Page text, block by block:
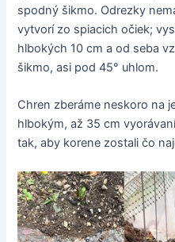
spodný šikmo. Odrezky
vytvorí zo spiacich očiek;
hlbokých 10 cm a od seba
šikmo, asi pod 45° uhlom.
Chren zberáme neskoro na
hlbokým, až 35 cm
tak, aby korene zostali čo